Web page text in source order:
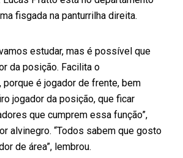
fisgada na panturrilha direita.
estudar, mas é possível que
da posição. Facilita o
é jogador de frente, bem
jogador da posição, que ficar
que cumprem essa função”,
alvinegro. “Todos sabem que gosto
de área”, lembrou.